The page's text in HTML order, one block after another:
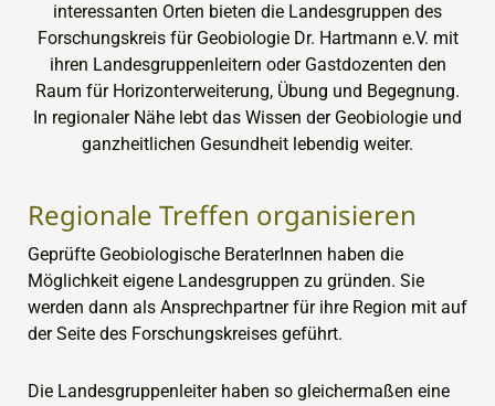
interessanten Orten bieten die Landesgruppen des
Forschungskreis für Geobiologie Dr. Hartmann e.V. mit
ihren Landesgruppenleitern oder Gastdozenten den
Raum für Horizonterweiterung, Übung und Begegnung.
In regionaler Nähe lebt das Wissen der Geobiologie und
ganzheitlichen Gesundheit lebendig weiter.
Regionale Treffen organisieren
Geprüfte Geobiologische BeraterInnen haben die
Möglichkeit eigene Landesgruppen zu gründen. Sie
werden dann als Ansprechpartner für ihre Region mit auf
der Seite des Forschungskreises geführt.
Die Landesgruppenleiter haben so gleichermaßen eine